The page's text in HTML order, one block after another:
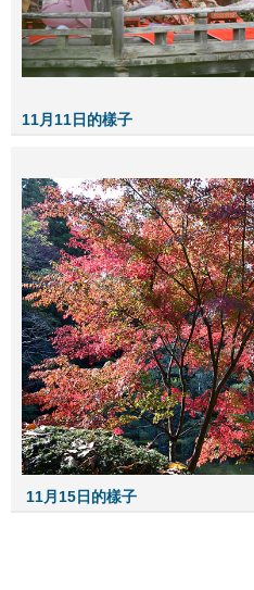
11月11日的樣子
11月15日的樣子